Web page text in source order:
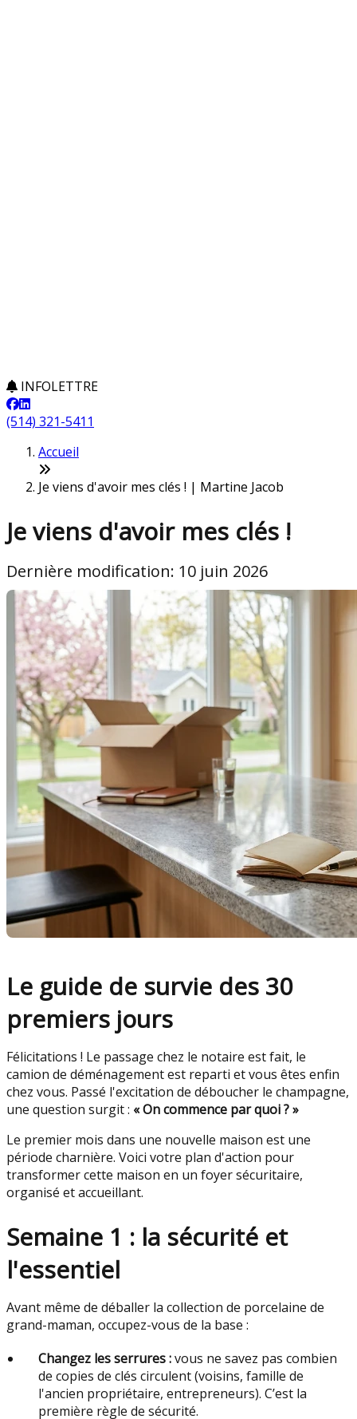
INFOLETTRE
(514) 321-5411
Accueil
Je viens d'avoir mes clés ! | Martine Jacob
Je viens d'avoir mes clés !
Dernière modification: 10 juin 2026
Le guide de survie des 30
premiers jours
Félicitations ! Le passage chez le notaire est fait, le
camion de déménagement est reparti et vous êtes enfin
chez vous. Passé l'excitation de déboucher le champagne,
une question surgit : « On commence par quoi ? »
Le premier mois dans une nouvelle maison est une
période charnière. Voici votre plan d'action pour
transformer cette maison en un foyer sécuritaire,
organisé et accueillant.
Semaine 1 : la sécurité et
l'essentiel
Avant même de déballer la collection de porcelaine de
grand-maman, occupez-vous de la base :
Changez les serrures :vous ne savez pas combien
de copies de clés circulent (voisins, famille de
l'ancien propriétaire, entrepreneurs). C’est la
première règle de sécurité.